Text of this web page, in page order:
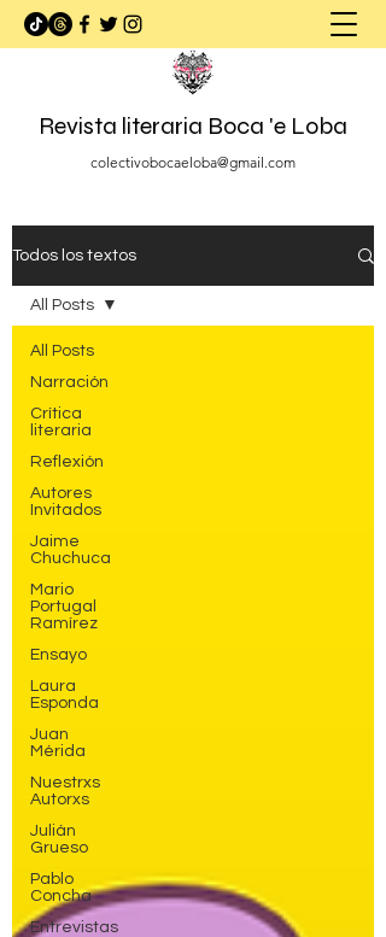
Revista literaria Boca 'e Loba
colectivobocaeloba@gmail.com
Todos los textos
All Posts
Narración
Crítica
literaria
Reflexión
Autores
Invitados
Jaime
Chuchuca
Mario
Portugal
Ramírez
Ensayo
Laura
Esponda
Juan
Mérida
Nuestrxs
Autorxs
Julián
Grueso
Pablo
Concha
Entrevistas
All Posts